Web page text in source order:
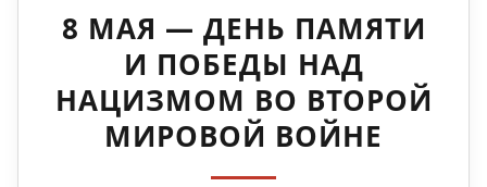
8 МАЯ — ДЕНЬ ПАМЯТИ
И ПОБЕДЫ НАД
НАЦИЗМОМ ВО ВТОРОЙ
МИРОВОЙ ВОЙНЕ